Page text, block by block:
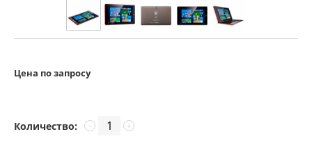
Цена по запросу
Количество: +
−